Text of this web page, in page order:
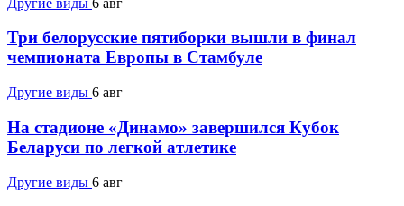
Три белорусские пятиборки вышли в финал
чемпионата Европы в Стамбуле
Другие виды 6 авг
На стадионе «Динамо» завершился Кубок
Беларуси по легкой атлетике
Другие виды 6 авг